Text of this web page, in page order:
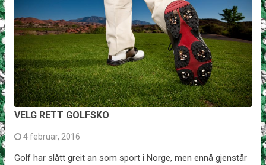
VELG RETT GOLFSKO
4 februar, 2016
Golf har slått greit an som sport i Norge, men ennå gjenstår